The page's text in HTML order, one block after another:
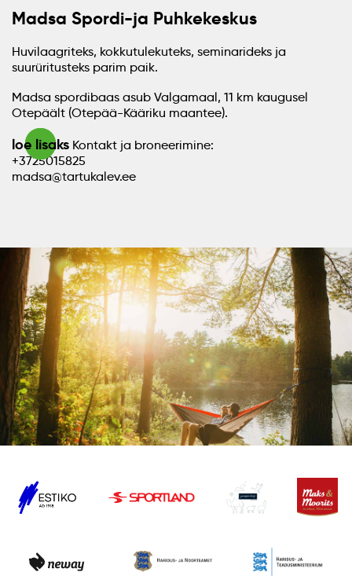
Madsa Spordi-ja Puhkekeskus
Huvilaagriteks, kokkutulekuteks, seminarideks ja
suurüritusteks parim paik.
Madsa spordibaas asub Valgamaal, 11 km kaugusel
Otepäält (Otepää-Kääriku maantee).
loe lisaks Kontakt ja broneerimine:
+3725015825
madsa@tartukalev.ee